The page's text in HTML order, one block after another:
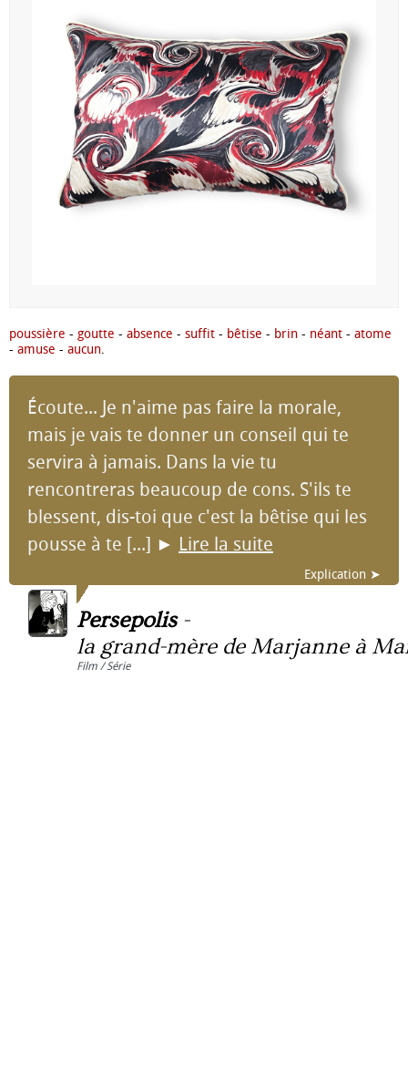
poussière - goutte - absence - suffit - bêtise - brin - néant - atome
- amuse - aucun.
Écoute... Je n'aime pas faire la morale,
mais je vais te donner un conseil qui te
servira à jamais. Dans la vie tu
rencontreras beaucoup de cons. S'ils te
blessent, dis-toi que c'est la bêtise qui les
pousse à te [...] ► Lire la suite
Explication ➤
Persepolis-
la grand-mère de Marjanne à
Film / Série